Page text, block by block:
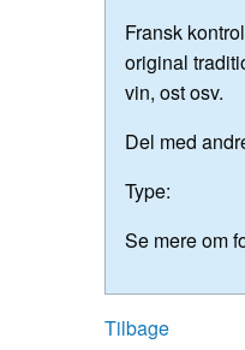
Fransk
original
vin, ost osv.
Del med
Type:
Se mere om
Tilbage